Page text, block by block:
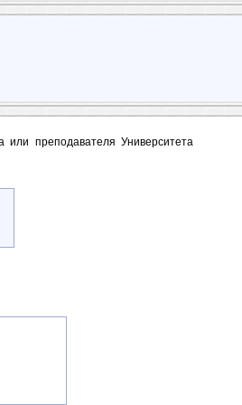
или преподавателя Университета